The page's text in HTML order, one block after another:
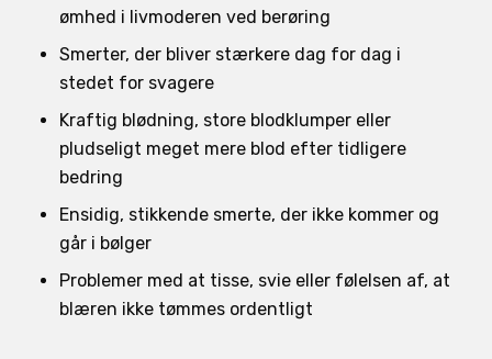
ømhed i livmoderen ved berøring
Smerter, der bliver stærkere dag for dag i
stedet for svagere
Kraftig blødning, store blodklumper eller
pludseligt meget mere blod efter tidligere
bedring
Ensidig, stikkende smerte, der ikke kommer og
går i bølger
Problemer med at tisse, svie eller følelsen af, at
blæren ikke tømmes ordentligt